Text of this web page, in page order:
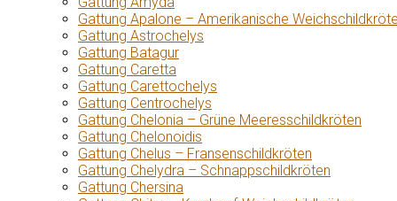
Gattung Apalone – Amerikanische
Gattung Astrochelys
Gattung Batagur
Gattung Caretta
Gattung Carettochelys
Gattung Centrochelys
Gattung Chelonia – Grüne Meeresschildkröten
Gattung Chelonoidis
Gattung Chelus – Fransenschildkröten
Gattung Chelydra – Schnappschildkröten
Gattung Chersina